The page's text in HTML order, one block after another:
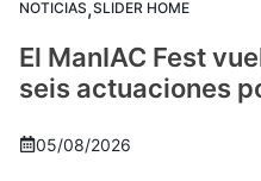
NOTICIAS,SLIDER HOME
El ManIAC Fest
seis actuaciones
05/08/2026